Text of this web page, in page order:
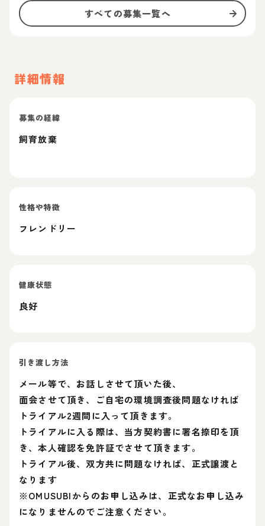
すべての募集一覧へ
詳細情報
募集の経緯
飼育放棄
性格や特徴
フレンドリー
健康状態
良好
引き渡し方法
メール等で、お話しさせて頂いた後、
面会させて頂き、ご自宅の環境調査後問題なければ
トライアル2週間に入って頂きます。
トライアルに入る際は、当方契約書に署名捺印を頂
き、本人確認を免許証でさせて頂きます。
トライアル後、双方共に問題なければ、正式譲渡と
なります
※OMUSUBIからのお申し込みは、正式なお申し込み
になりませんのでご注意ください。